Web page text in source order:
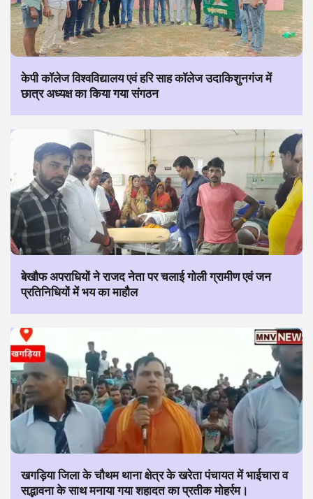
केपी कॉलेज विश्वविद्यालय एवं हरि साह कॉलेज उदाकिशुनगंज में
छात्र अध्यक्ष का किया गया संगठन
बेखौफ अपराधियों ने राजद नेता पर चलाई गोली ग्रामीण एवं जन
प्रतिनिधियों में भय का माहौल
खगड़िया जिला के चौथम थाना क्षेत्र के खरेता पंचायत में भाईचारा व
सद्भावना के साथ मनाया गया शहादत का प्रतीक मोहर्रम।